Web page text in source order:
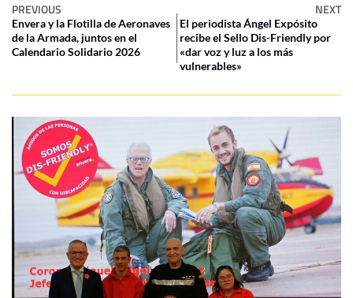
PREVIOUS NEXT
Envera y la Flotilla de Aeronaves
de la Armada, juntos en el
Calendario Solidario 2026
El periodista Ángel Expósito
recibe el Sello Dis-Friendly por
«dar voz y luz a los más
vulnerables»